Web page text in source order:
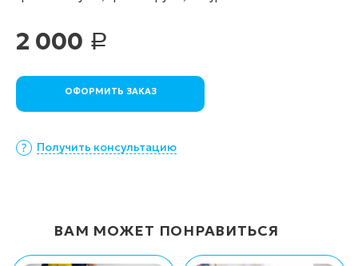
2 000 Р
ОФОРМИТЬ ЗАКАЗ
Получить консультацию
ВАМ МОЖЕТ ПОНРАВИТЬСЯ